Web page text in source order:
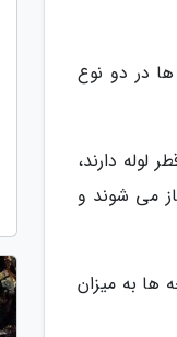
در دو نوع
لوله دارند،
می شوند و
ها به میزان